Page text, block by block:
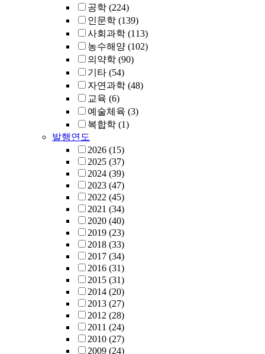
공학 (224)
인문학 (139)
사회과학 (113)
농수해양 (102)
의약학 (90)
기타 (54)
자연과학 (48)
교육 (6)
예술체육 (3)
복합학 (1)
발행연도
2026 (15)
2025 (37)
2024 (39)
2023 (47)
2022 (45)
2021 (34)
2020 (40)
2019 (23)
2018 (33)
2017 (34)
2016 (31)
2015 (31)
2014 (20)
2013 (27)
2012 (28)
2011 (24)
2010 (27)
2009 (24)